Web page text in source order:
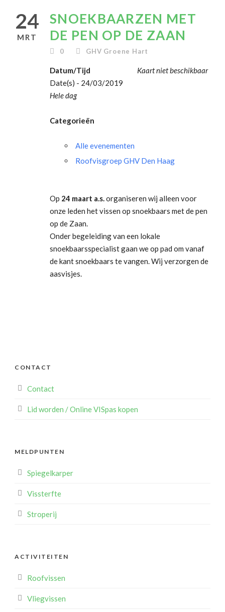
24
MRT
SNOEKBAARZEN MET
DE PEN OP DE ZAAN
0 GHV Groene Hart
Kaart niet beschikbaar
Datum/Tijd
Date(s) - 24/03/2019
Hele dag
Categorieën
Alle evenementen
Roofvisgroep GHV Den Haag
Op 24 maart a.s.organiseren wij alleen voor
onze leden het vissen op snoekbaars met de pen
op de Zaan.
Onder begeleiding van een lokale
snoekbaarsspecialist gaan we op pad om vanaf
de kant snoekbaars te vangen. Wij verzorgen de
aasvisjes.
CONTACT
Contact
Lid worden / Online VISpas kopen
MELDPUNTEN
Spiegelkarper
Vissterfte
Stroperij
ACTIVITEITEN
Roofvissen
Vliegvissen